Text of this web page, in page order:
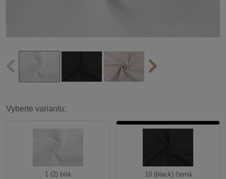
Vyberte variantu:
1 (2) bílá 10 (black) černá